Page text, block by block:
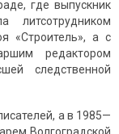
где выпускник
литсотрудником
«Строитель», а с
редактором
следственной
а в 1985—